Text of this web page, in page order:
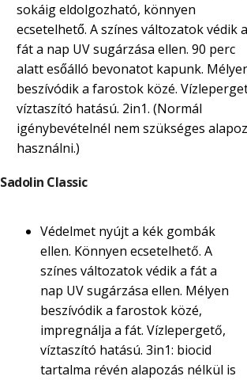
sokáig eldolgozható, könnyen
ecsetelhető. A színes változatok védik a
fát a nap UV sugárzása ellen. 90 perc
alatt esőálló bevonatot kapunk.
beszívódik a farostok közé.
víztaszító hatású. 2in1. (Normál
igénybevételnél nem szükséges
használni.)
Sadolin Classic
Védelmet nyújt a kék gombák
ellen. Könnyen ecsetelhető. A
színes változatok védik a fát a
nap UV sugárzása ellen. Mélyen
beszívódik a farostok közé,
impregnálja a fát. Vízlepergető,
víztaszító hatású. 3in1: biocid
tartalma révén alapozás nélkül is